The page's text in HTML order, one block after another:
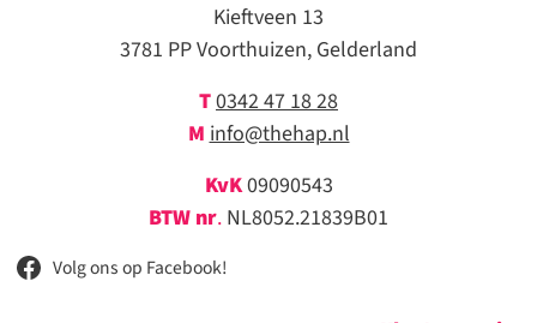
2.203,00.1.990,00.Kieftveen 13
3781 PP Voorthuizen, Gelderland
T0342 47 18 28
M info@thehap.nl
KvK09090543
BTW nr. NL8052.21839B01
Volg ons op Facebook!